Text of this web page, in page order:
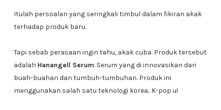
Itulah persoalan yang seringkali timbul dalam fikiran akak
terhadap produk baru.
Tapi sebab perasaan ingin tahu, akak cuba. Produk tersebut
adalah Hanangell Serum. Serum yang di innovasikan dari
buah-buahan dan tumbuh-tumbuhan. Produk ini
menggunakan salah satu teknologi korea.. K-pop u!